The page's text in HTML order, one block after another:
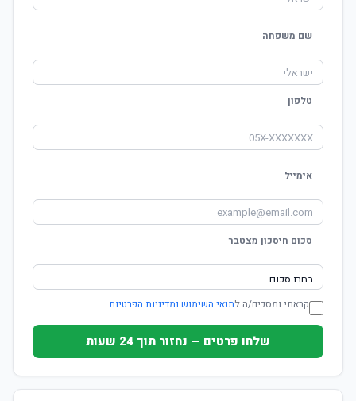
שם משפחה
טלפון
אימייל
סכום חיסכון מצטבר
קראתי ומסכים/ה לתנאי השימוש ומדיניות הפרטיות
שלחו פרטים — נחזור תוך 24 שעות